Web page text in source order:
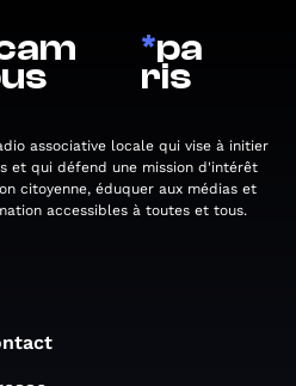
*pa
ris
associative locale qui vise à initier
et qui défend une mission d'intérêt
citoyenne, éduquer aux médias et
accessibles à toutes et tous.